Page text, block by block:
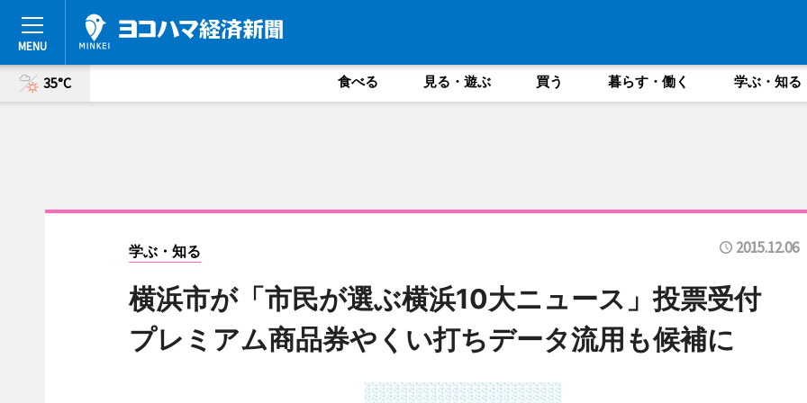
35°C 食べる 見る・遊ぶ 買う 暮らす・働く 学ぶ・知る
学ぶ・知る 2015.12.06
横浜市が「市民が選ぶ横浜10大ニュース」投票受付
プレミアム商品券やくい打ちデータ流用も候補に